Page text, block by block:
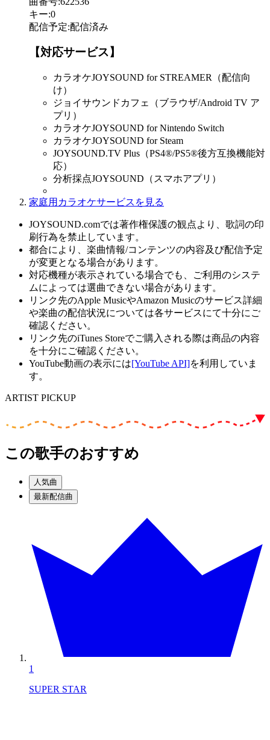
キー:0
配信予定:配信済み
【対応サービス】
カラオケJOYSOUND for STREAMER（配信向
け）
ジョイサウンドカフェ（ブラウザ/Android TV ア
プリ）
カラオケJOYSOUND for Nintendo Switch
カラオケJOYSOUND for Steam
JOYSOUND.TV Plus（PS4®/PS5®後方互換機能対
応）
分析採点JOYSOUND（スマホアプリ）
家庭用カラオケサービスを見る
JOYSOUND.comでは著作権保護の観点より、歌詞の印
刷行為を禁止しています。
都合により、楽曲情報/コンテンツの内容及び配信予定
が変更となる場合があります。
対応機種が表示されている場合でも、ご利用のシステ
ムによっては選曲できない場合があります。
リンク先のApple MusicやAmazon Musicのサービス詳細
や楽曲の配信状況については各サービスにて十分にご
確認ください。
リンク先のiTunes Storeでご購入される際は商品の内容
を十分にご確認ください。
YouTube動画の表示には[YouTube API]を利用していま
す。
ARTIST PICKUP
この歌手のおすすめ
人気曲
最新配信曲
1
SUPER STAR